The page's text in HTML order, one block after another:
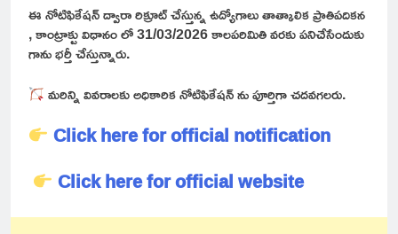
ఈ నోటిఫికేషన్ ద్వారా రిక్రూట్ చేస్తున్న ఉద్యోగాలు తాత్కాలిక ప్రాతిపదికన
, కాంట్రాక్టు విధానం లో 31/03/2026 కాలపరిమితి వరకు పనిచేసేందుకు
గాను భర్తీ చేస్తున్నారు.
మరిన్ని వివరాలకు అధికారిక నోటిఫికేషన్ ను పూర్తిగా చదవగలరు.
Click here for official notification
Click here for official website